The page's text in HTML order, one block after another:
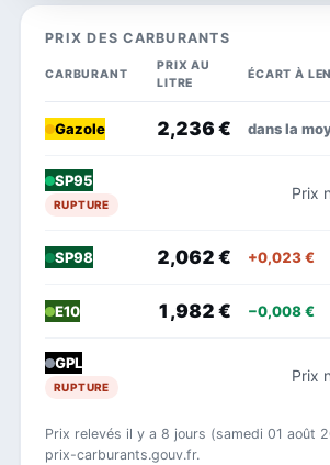
PRIX DES CARBURANTS
CARBURANT
PRIX AU
LITRE
ÉCART À
Gazole 2,236 € dans la
SP95
RUPTURE
Prix
SP98 2,062 € +0,023 €
E10 1,982 € −0,008 €
GPL
RUPTURE
Prix
Prix relevés il y a 8 jours (samedi 01 août
prix-carburants.gouv.fr.